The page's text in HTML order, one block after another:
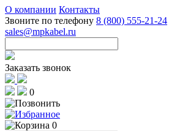
О компании Контакты
Звоните по телефону 8 (800) 555-21-24
sales@mpkabel.ru
Заказать звонок
0
0